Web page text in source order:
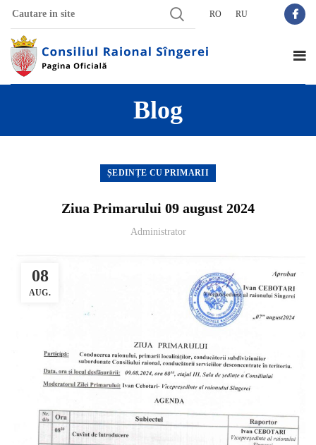
RO RU
Blog
ȘEDINȚE CU PRIMARII
Ziua Primarului 09 august 2024
Administrator
08
AUG.